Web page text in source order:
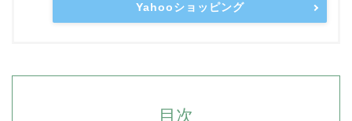
Yahooショッピング
目次